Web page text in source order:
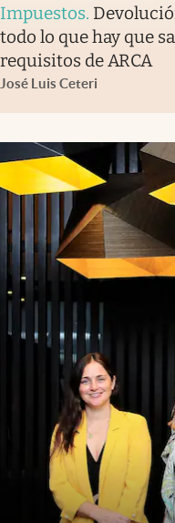
Impuestos.
todo lo que hay que
requisitos de ARCA
José Luis Ceteri